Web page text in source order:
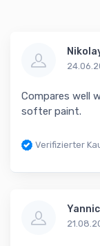
Compares well
softer paint.
Verifizierter